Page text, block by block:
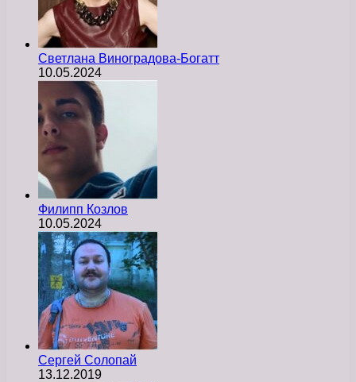
Светлана Виноградова-Богатт
10.05.2024
Филипп Козлов
10.05.2024
Сергей Солопай
13.12.2019